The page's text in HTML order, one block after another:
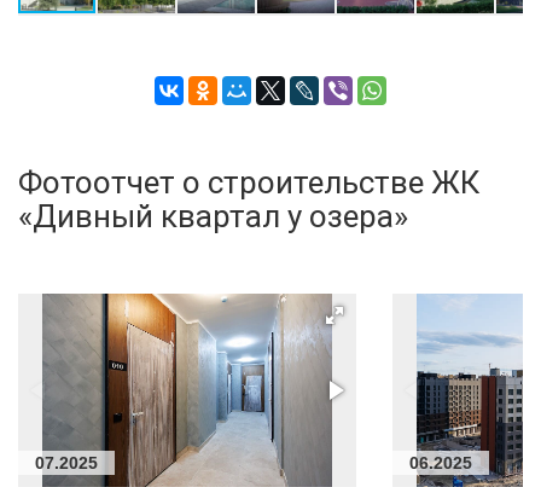
Фотоотчет о строительстве ЖК
«Дивный квартал у озера»
07.2025 06.2025